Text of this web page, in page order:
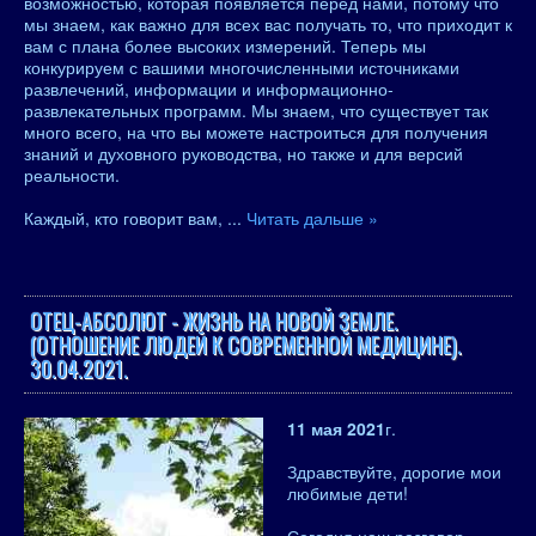
мы знаем, как важно для всех вас получать то, что приходит к
вам с плана более высоких измерений. Теперь мы
конкурируем с вашими многочисленными источниками
развлечений, информации и информационно-
развлекательных программ. Мы знаем, что существует так
много всего, на что вы можете настроиться для получения
знаний и духовного руководства, но также и для версий
реальности.
Каждый, кто говорит вам, ... Читать дальше »
ОТЕЦ-АБСОЛЮТ - ЖИЗНЬ НА НОВОЙ ЗЕМЛЕ.
(ОТНОШЕНИЕ ЛЮДЕЙ К СОВРЕМЕННОЙ МЕДИЦИНЕ).
30.04.2021.
11 мая 2021г.
Здравствуйте, дорогие мои
любимые дети!